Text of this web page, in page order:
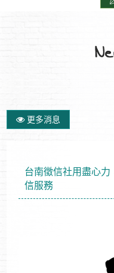
更多消息
台南徵信社用盡心
信服務